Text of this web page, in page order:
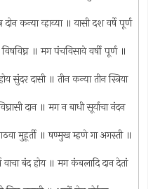
कन्या व्हाव्या ॥ यासी दश वर्षे पूर्ण
॥ मग पंचविसावे वर्षी पूर्ण ॥
सुंदर दासी ॥ तीन कन्या तीन स्त्रिया
दान ॥ मग न बाधी सूर्याचा नंदन
मुहूर्ती ॥ षण्मुख म्हणे गा अगस्ती ॥
बंद होय ॥ मग कंबलादि दान देतां